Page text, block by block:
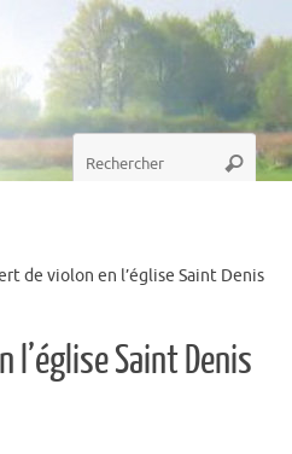
Recherche
pour
de violon en l’église Saint Denis
l’église Saint Denis